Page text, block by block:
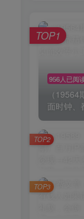
956人已阅
（
面时钟、
TOP1
TOP2
TOP3